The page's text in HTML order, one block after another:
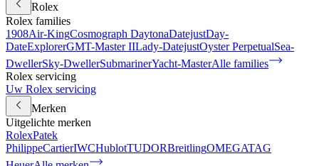
Rolex
Rolex families
1908Air-KingCosmograph DaytonaDatejustDay-
DateExplorerGMT-Master IILady-DatejustOyster PerpetualSea-
DwellerSky-DwellerSubmarinerYacht-MasterAlle families
Rolex servicing
Uw Rolex servicing
Merken
Uitgelichte merken
RolexPatek
PhilippeCartierIWCHublotTUDORBreitlingOMEGATAG